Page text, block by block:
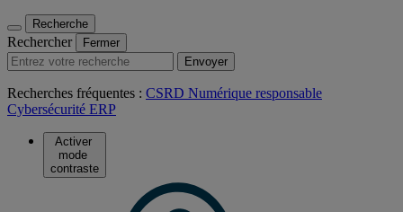
Recherche
Rechercher
Fermer
Envoyer
Recherches fréquentes : CSRD Numérique responsable
Cybersécurité ERP
Activer
mode
contraste